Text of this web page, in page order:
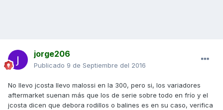
jorge206
Publicado 9 de Septiembre del 2016
No llevo jcosta llevo malossi en la 300, pero si, los variadores
aftermarket suenan más que los de serie sobre todo en frío y el
jcosta dicen que debora rodillos o balines es en su caso, verifica